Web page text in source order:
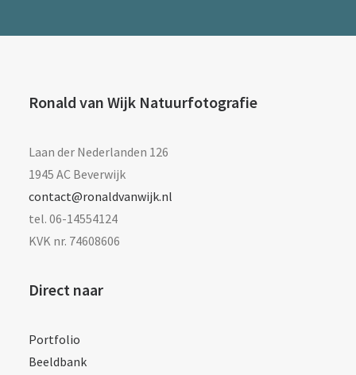
Ronald van Wijk Natuurfotografie
Laan der Nederlanden 126
1945 AC Beverwijk
contact@ronaldvanwijk.nl
tel. 06-14554124
KVK nr. 74608606
Direct naar
Portfolio
Beeldbank